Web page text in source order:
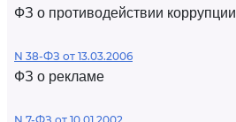
ФЗ о противодействии коррупции
N 38-ФЗ от 13.03.2006
ФЗ о рекламе